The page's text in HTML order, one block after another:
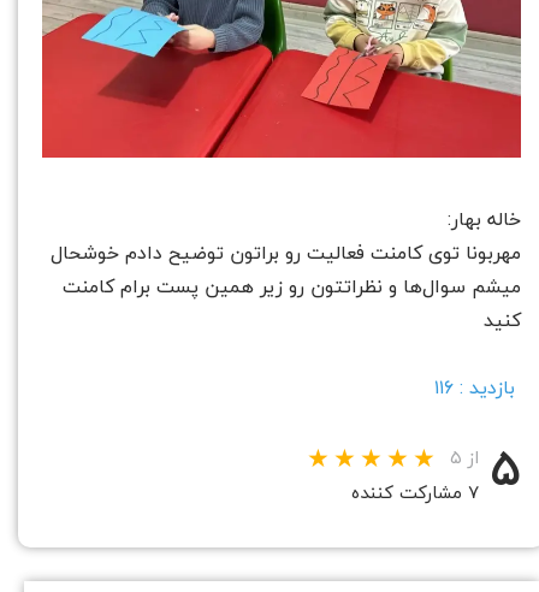
خاله بهار:
مهربونا توی کامنت فعالیت رو براتون توضیح دادم خوشحال
میشم سوال‌ها و نظراتتون رو زیر همین پست برام کامنت
کنید
بازدید : ۱۱۶
۵ از ۵
۷ مشارکت کننده